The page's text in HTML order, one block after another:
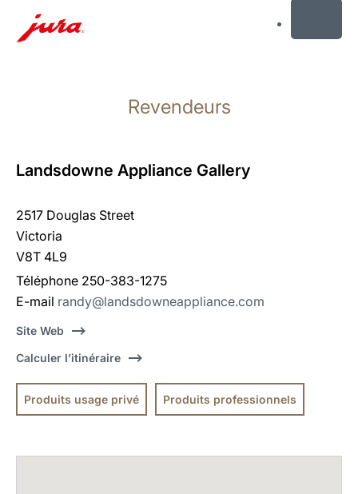
recherche
Revendeurs
Landsdowne Appliance Gallery
2517 Douglas Street
Victoria
V8T 4L9
Téléphone 250-383-1275
E-mail randy@landsdowneappliance.com
Site Web
Calculer l’itinéraire
Produits usage privé Produits professionnels